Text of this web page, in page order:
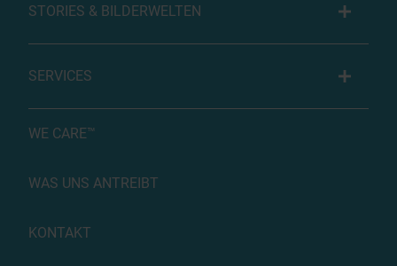
STORIES & BILDERWELTEN
SERVICES
WE CARE™
WAS UNS ANTREIBT
KONTAKT